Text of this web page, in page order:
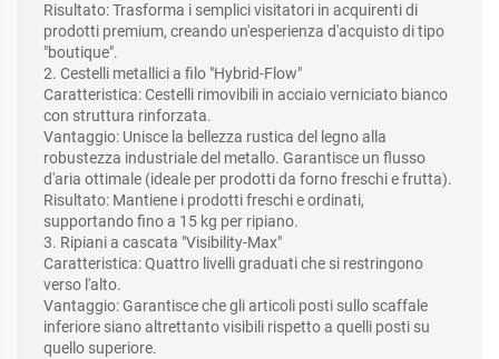
Risultato: Trasforma i semplici visitatori in acquirenti di
prodotti premium, creando un'esperienza d'acquisto di tipo
"boutique".
2. Cestelli metallici a filo "Hybrid-Flow"
Caratteristica: Cestelli rimovibili in acciaio verniciato bianco
con struttura rinforzata.
Vantaggio: Unisce la bellezza rustica del legno alla
robustezza industriale del metallo. Garantisce un flusso
d'aria ottimale (ideale per prodotti da forno freschi e frutta).
Risultato: Mantiene i prodotti freschi e ordinati,
supportando fino a 15 kg per ripiano.
3. Ripiani a cascata "Visibility-Max"
Caratteristica: Quattro livelli graduati che si restringono
verso l'alto.
Vantaggio: Garantisce che gli articoli posti sullo scaffale
inferiore siano altrettanto visibili rispetto a quelli posti su
quello superiore.